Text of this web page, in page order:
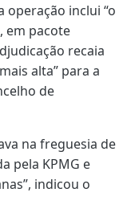
operação inclui “o
em pacote
recaia
alta” para a
de
na freguesia de
pela KPMG e
indicou o